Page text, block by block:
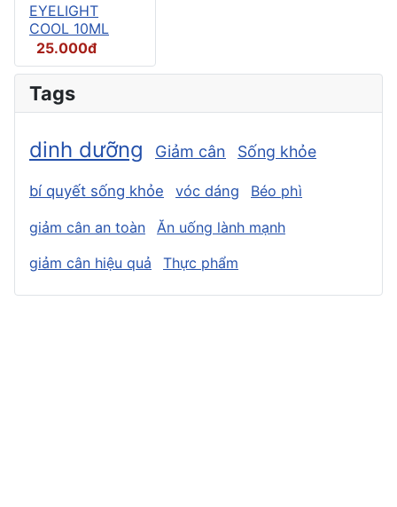
EYELIGHT
COOL 10ML
25.000đ
Tags
dinh dưỡng Giảm cân Sống khỏe
bí quyết sống khỏe vóc dáng Béo phì
giảm cân an toàn
Ăn uống lành mạnh
giảm cân hiệu quả
Thực phẩm